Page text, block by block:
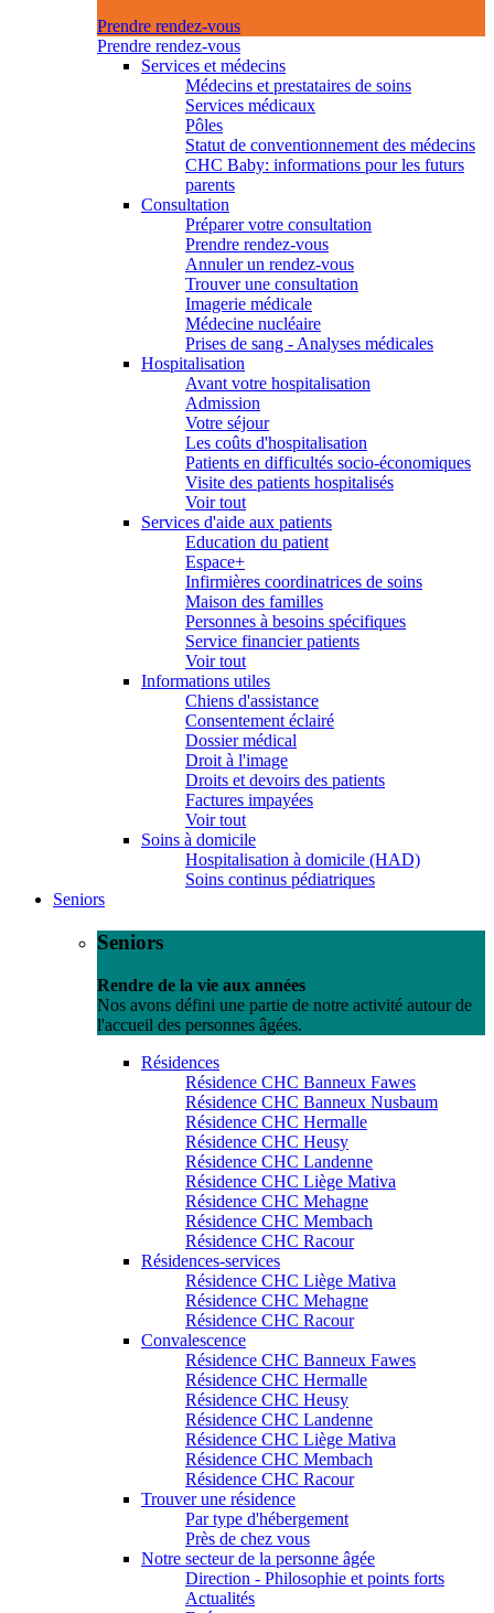
Prendre rendez-vous
Prendre rendez-vous
Services et médecins
Médecins et prestataires de soins
Services médicaux
Pôles
Statut de conventionnement des médecins
CHC Baby: informations pour les futurs
parents
Consultation
Préparer votre consultation
Prendre rendez-vous
Annuler un rendez-vous
Trouver une consultation
Imagerie médicale
Médecine nucléaire
Prises de sang - Analyses médicales
Hospitalisation
Avant votre hospitalisation
Admission
Votre séjour
Les coûts d'hospitalisation
Patients en difficultés socio-économiques
Visite des patients hospitalisés
Voir tout
Services d'aide aux patients
Education du patient
Espace+
Infirmières coordinatrices de soins
Maison des familles
Personnes à besoins spécifiques
Service financier patients
Voir tout
Informations utiles
Chiens d'assistance
Consentement éclairé
Dossier médical
Droit à l'image
Droits et devoirs des patients
Factures impayées
Voir tout
Soins à domicile
Hospitalisation à domicile (HAD)
Soins continus pédiatriques
Seniors
Seniors
Rendre de la vie aux années
Nos avons défini une partie de notre activité autour de
l'accueil des personnes âgées.
Résidences
Résidence CHC Banneux Fawes
Résidence CHC Banneux Nusbaum
Résidence CHC Hermalle
Résidence CHC Heusy
Résidence CHC Landenne
Résidence CHC Liège Mativa
Résidence CHC Mehagne
Résidence CHC Membach
Résidence CHC Racour
Résidences-services
Résidence CHC Liège Mativa
Résidence CHC Mehagne
Résidence CHC Racour
Convalescence
Résidence CHC Banneux Fawes
Résidence CHC Hermalle
Résidence CHC Heusy
Résidence CHC Landenne
Résidence CHC Liège Mativa
Résidence CHC Membach
Résidence CHC Racour
Trouver une résidence
Par type d'hébergement
Près de chez vous
Notre secteur de la personne âgée
Direction - Philosophie et points forts
Actualités